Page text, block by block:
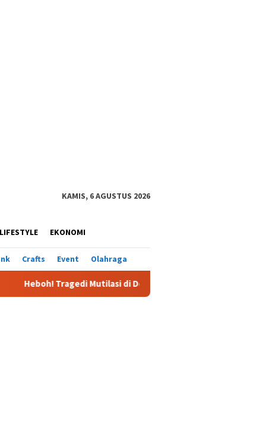
KAMIS, 6 AGUSTUS 2026
LIFESTYLE EKONOMI
Crafts Event Olahraga
Mutilasi di Depok: Kenalan Lewat Medsos Berujung